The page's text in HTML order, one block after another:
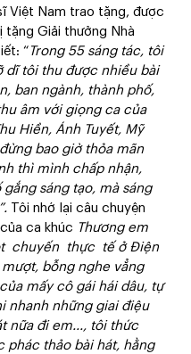
Việt Nam trao tặng, được
tặng Giải thưởng Nhà
“ Trong55 sáng tác, tôi
dĩ tôi thu được nhiều bài
ban ngành, thành phố,
âm với giọng ca của
Hiền, Ánh Tuyết, Mỹ
bao giờ thỏa mãn
thì mình chấp nhận,
sáng tạo, mà sáng
Tôi nhớ lại câu chuyện
ca khúc Thương em
chuyến thực tế ở Điện
bỗng nghe vẳng
mấy cô gái hái dâu, tự
nhanh những giai điệu
nữa đi em..., tôi thức
phác thảo bài hát, hằng